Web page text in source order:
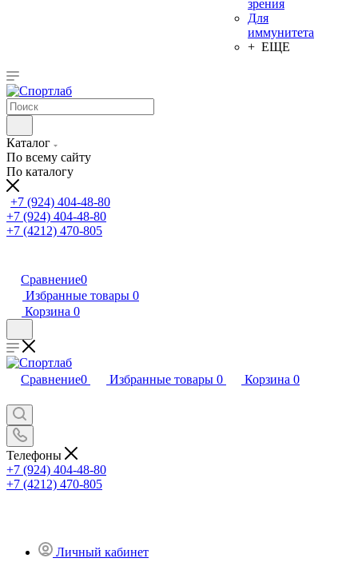
зрения
Для
иммунитета
+ ЕЩЕ
Каталог
По всему сайту
По каталогу
+7 (924) 404-48-80
+7 (924) 404-48-80
+7 (4212) 470-805
Сравнение0
Избранные товары 0
Корзина 0
Сравнение0 Избранные товары 0 Корзина 0
Телефоны
+7 (924) 404-48-80
+7 (4212) 470-805
Личный кабинет